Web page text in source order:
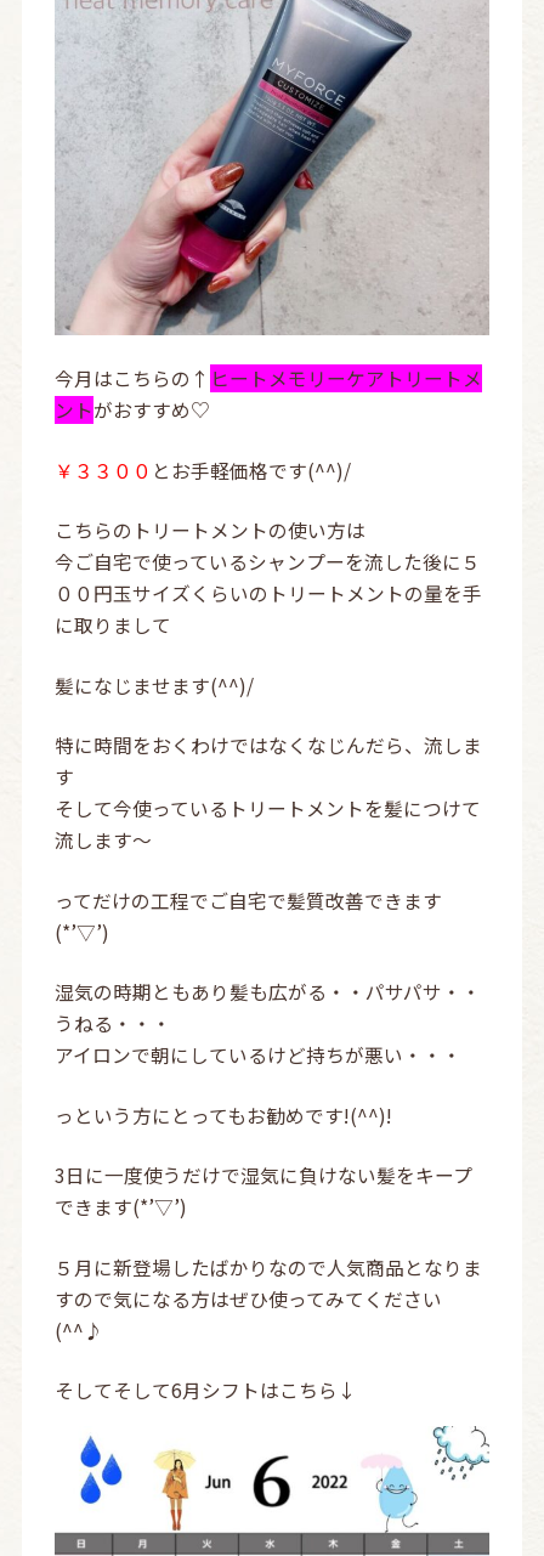
今月はこちらの↑ ヒートメモリーケアトリートメ
ントがおすすめ♡
￥３３００ とお手軽価格です(^^)/
こちらのトリートメントの使い方は
今ご自宅で使っているシャンプーを流した後に５
００円玉サイズくらいのトリートメントの量を手
に取りまして
髪になじませます(^^)/
特に時間をおくわけではなくなじんだら、流しま
す
そして今使っているトリートメントを髪につけて
流します～
ってだけの工程でご自宅で髪質改善できます
(*’▽’)
湿気の時期ともあり髪も広がる・・パサパサ・・
うねる・・・
アイロンで朝にしているけど持ちが悪い・・・
っという方にとってもお勧めです!(^^)!
3日に一度使うだけで湿気に負けない髪をキープ
できます(*’▽’)
５月に新登場したばかりなので人気商品となりま
すので気になる方はぜひ使ってみてください
(^^♪
そしてそして6月シフトはこちら↓